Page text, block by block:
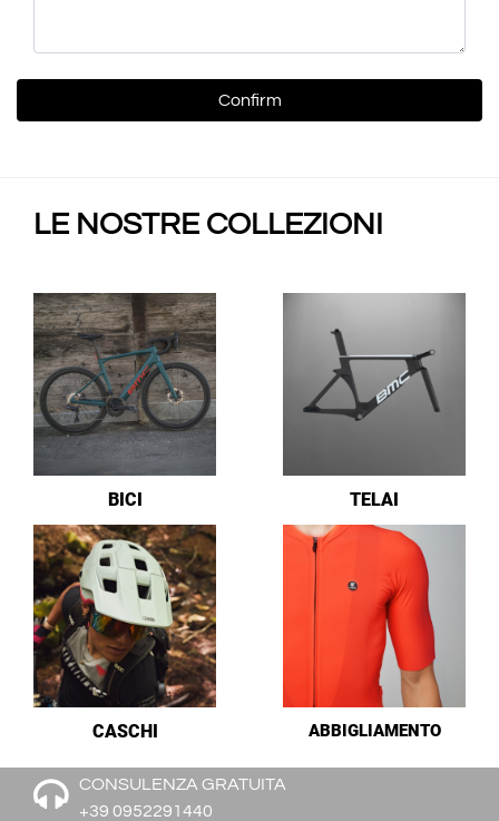
LE NOSTRE COLLEZIONI
BICI TELAI
CASCHI ABBIGLIAMENTO
CONSULENZA GRATUITA
+39 0952291440